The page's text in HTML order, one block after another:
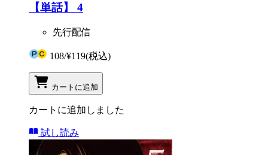
【単話】 4
先行配信
108/¥119(税込)
カートに追加
カートに追加しました
試し読み